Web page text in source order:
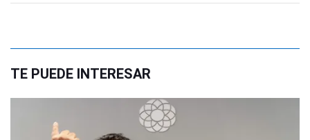
TE PUEDE INTERESAR